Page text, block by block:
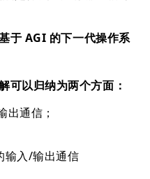
于 AGI 的下一代操作系
可以归纳为两个⽅⾯：
出通信；
输⼊/输出通信